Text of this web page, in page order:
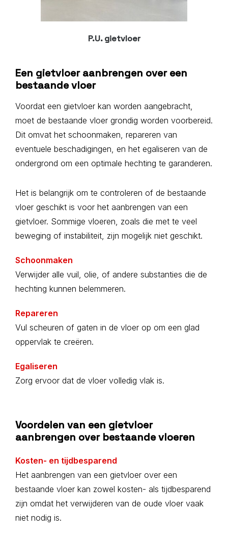
P.U. gietvloer
Een gietvloer aanbrengen over een
bestaande vloer
Voordat een gietvloer kan worden aangebracht,
moet de bestaande vloer grondig worden voorbereid.
Dit omvat het schoonmaken, repareren van
eventuele beschadigingen, en het egaliseren van de
ondergrond om een optimale hechting te garanderen.
Het is belangrijk om te controleren of de bestaande
vloer geschikt is voor het aanbrengen van een
gietvloer. Sommige vloeren, zoals die met te veel
beweging of instabiliteit, zijn mogelijk niet geschikt.
Schoonmaken
Verwijder alle vuil, olie, of andere substanties die de
hechting kunnen belemmeren.
Repareren
Vul scheuren of gaten in de vloer op om een glad
oppervlak te creëren.
Egaliseren
Zorg ervoor dat de vloer volledig vlak is.
Voordelen van een gietvloer
aanbrengen over bestaande vloeren
Kosten- en tijdbesparend
Het aanbrengen van een gietvloer over een
bestaande vloer kan zowel kosten- als tijdbesparend
zijn omdat het verwijderen van de oude vloer vaak
niet nodig is.